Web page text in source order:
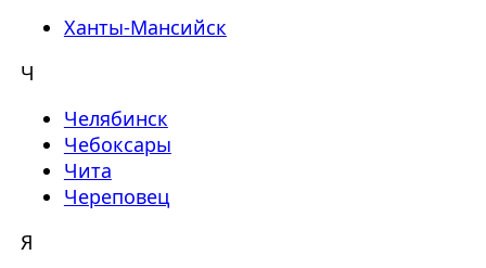
Ханты-Мансийск
Ч
Челябинск
Чебоксары
Чита
Череповец
Я